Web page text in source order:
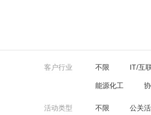
客户行业 不限 IT/互
能源化工
活动类型 不限 公关